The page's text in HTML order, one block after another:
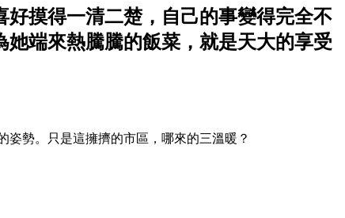
摸得一清二楚，自己的事變得完全不
端來熱騰騰的飯菜，就是天大的享受
勢。只是這擁擠的市區，哪來的三溫暖？